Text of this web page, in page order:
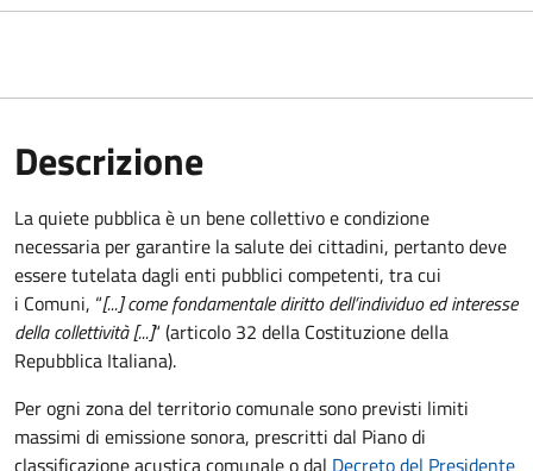
Descrizione
La quiete pubblica è un bene collettivo e condizione
necessaria per garantire la salute dei cittadini, pertanto deve
essere tutelata dagli enti pubblici competenti, tra cui
i Comuni, “[...] come fondamentale diritto dell’individuo ed interesse
della collettività [...]“ (articolo 32 della Costituzione della
Repubblica Italiana).
Per ogni zona del territorio comunale sono previsti limiti
massimi di emissione sonora, prescritti dal Piano di
classificazione acustica comunale o dal Decreto del Presidente